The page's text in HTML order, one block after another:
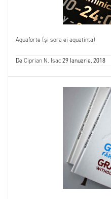
Aquaforte (și sora ei aquatinta)
DeCiprian N. Isac29 Ianuarie, 2018